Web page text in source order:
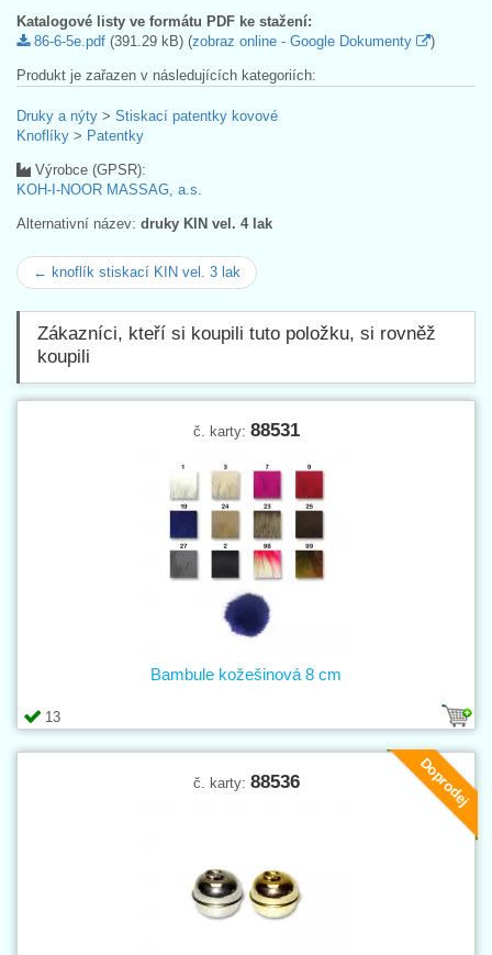
Katalogové listy ve formátu PDF ke stažení:
86-6-5e.pdf (391.29 kB) (zobraz online - Google Dokumenty )
Produkt je zařazen v následujících kategoriích:
Druky a nýty > Stiskací patentky kovové
Knoflíky > Patentky
Výrobce (GPSR):
KOH-I-NOOR MASSAG, a.s.
Alternativní název: druky KIN vel. 4 lak
← knoflík stiskací KIN vel. 3 lak
Zákazníci, kteří si koupili tuto položku, si rovněž
koupili
č. karty: 88531
13
Bambule kožešinová 8 cm
Doprodej
č. karty: 88536